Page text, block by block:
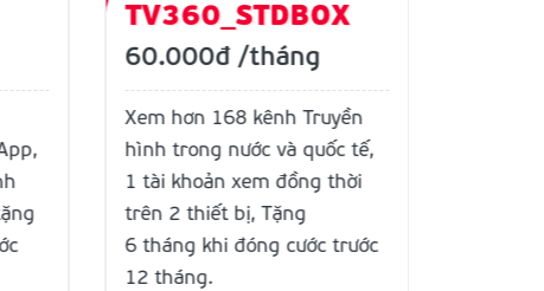
TV360_STDBOX
60.000đ /tháng
Xem hơn 168 kênh Truyền
hình trong nước và quốc tế,
1 tài khoản xem đồng thời
trên 2 thiết bị, Tặng
6 tháng khi đóng cước trước
12 tháng.